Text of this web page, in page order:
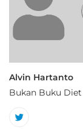
Alvin Hartanto
Bukan Buku Diet